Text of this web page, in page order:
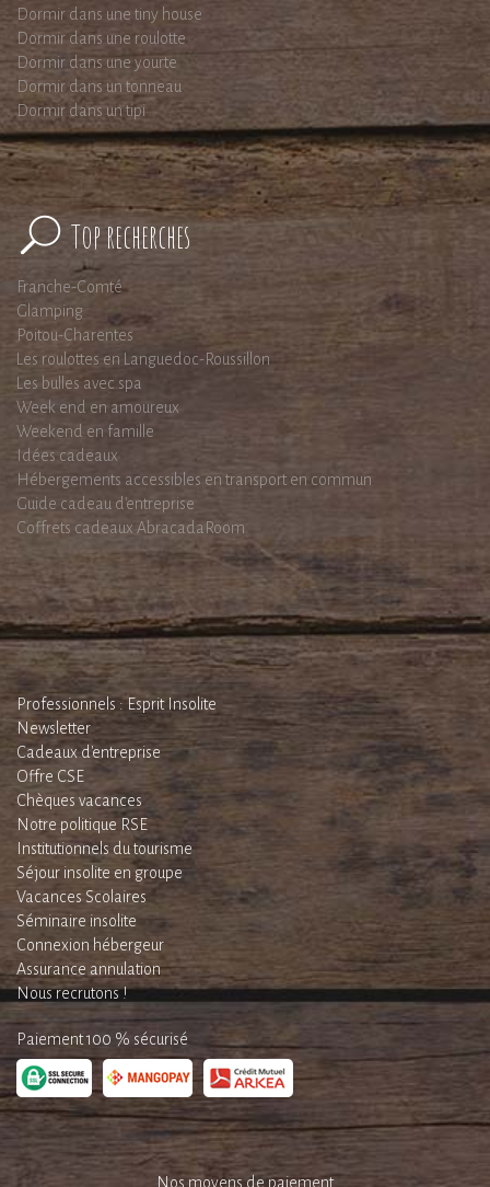
Dormir dans une tiny house
Dormir dans une roulotte
Dormir dans une yourte
Dormir dans un tonneau
Dormir dans un tipi
Top recherches
Franche-Comté
Glamping
Poitou-Charentes
Les roulottes en Languedoc-Roussillon
Les bulles avec spa
Week end en amoureux
Weekend en famille
Idées cadeaux
Hébergements accessibles en transport en commun
Guide cadeau d'entreprise
Coffrets cadeaux AbracadaRoom
Professionnels : Esprit Insolite
Newsletter
Cadeaux d'entreprise
Offre CSE
Chèques vacances
Notre politique RSE
Institutionnels du tourisme
Séjour insolite en groupe
Vacances Scolaires
Séminaire insolite
Connexion hébergeur
Assurance annulation
Nous recrutons !
Paiement 100 % sécurisé
Nos moyens de paiement